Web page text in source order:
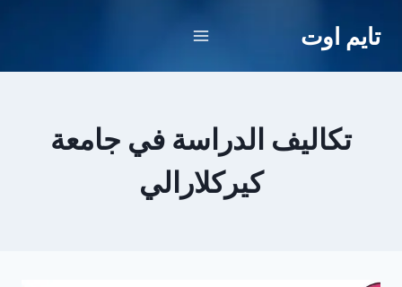
تايم اوت
تكاليف الدراسة في جامعة
كيركلارالي